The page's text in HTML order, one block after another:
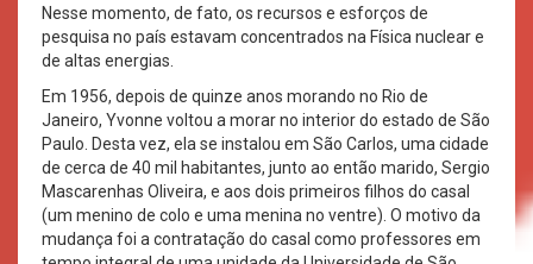
Nesse momento, de fato, os recursos e esforços de
pesquisa no país estavam concentrados na Física nuclear e
de altas energias.
Em 1956, depois de quinze anos morando no Rio de
Janeiro, Yvonne voltou a morar no interior do estado de São
Paulo. Desta vez, ela se instalou em São Carlos, uma cidade
de cerca de 40 mil habitantes, junto ao então marido, Sergio
Mascarenhas Oliveira, e aos dois primeiros filhos do casal
(um menino de colo e uma menina no ventre). O motivo da
mudança foi a contratação do casal como professores em